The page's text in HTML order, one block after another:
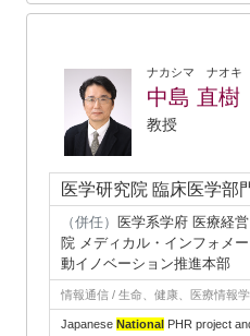
ナカシマ ナオキ
中島 直樹
教授
医学研究院 臨床医学部
（併任） 医学系学府 医療経
院 メディカル・インフォメ
動イノベーション推進本部
情報通信 / 生命、健康、医療情報学
Japanese National PHR project